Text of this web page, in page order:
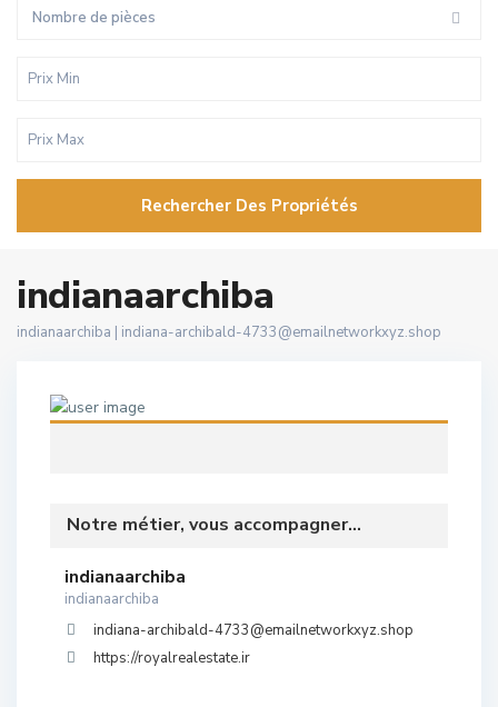
Nombre de pièces
Rechercher Des Propriétés
indianaarchiba
indianaarchiba | indiana-archibald-4733@emailnetworkxyz.shop
Notre métier, vous accompagner...
indianaarchiba
indianaarchiba
indiana-archibald-4733@emailnetworkxyz.shop
https://royalrealestate.ir